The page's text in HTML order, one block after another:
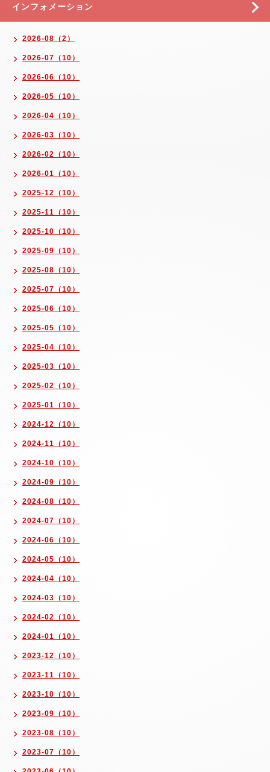
インフォメーション
2026-08（2）
2026-07（10）
2026-06（10）
2026-05（10）
2026-04（10）
2026-03（10）
2026-02（10）
2026-01（10）
2025-12（10）
2025-11（10）
2025-10（10）
2025-09（10）
2025-08（10）
2025-07（10）
2025-06（10）
2025-05（10）
2025-04（10）
2025-03（10）
2025-02（10）
2025-01（10）
2024-12（10）
2024-11（10）
2024-10（10）
2024-09（10）
2024-08（10）
2024-07（10）
2024-06（10）
2024-05（10）
2024-04（10）
2024-03（10）
2024-02（10）
2024-01（10）
2023-12（10）
2023-11（10）
2023-10（10）
2023-09（10）
2023-08（10）
2023-07（10）